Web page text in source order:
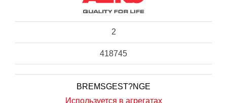
2
418745
BREMSGEST?NGE
Используется в агрегатах